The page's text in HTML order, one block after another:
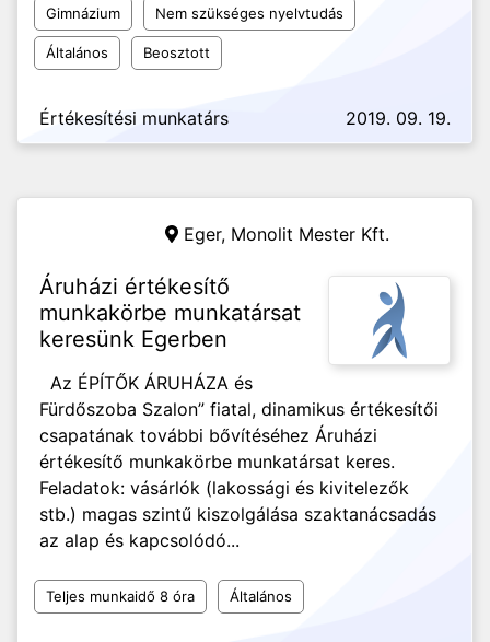
Gimnázium Nem szükséges nyelvtudás
Általános Beosztott
Értékesítési munkatárs 2019. 09. 19.
Eger, Monolit Mester Kft.
Áruházi értékesítő
munkakörbe munkatársat
keresünk Egerben
Az ÉPÍTŐK ÁRUHÁZA és
Fürdőszoba Szalon” fiatal, dinamikus értékesítői
csapatának további bővítéséhez Áruházi
értékesítő munkakörbe munkatársat keres.
Feladatok: vásárlók (lakossági és kivitelezők
stb.) magas szintű kiszolgálása szaktanácsadás
az alap és kapcsolódó...
Teljes munkaidő 8 óra Általános